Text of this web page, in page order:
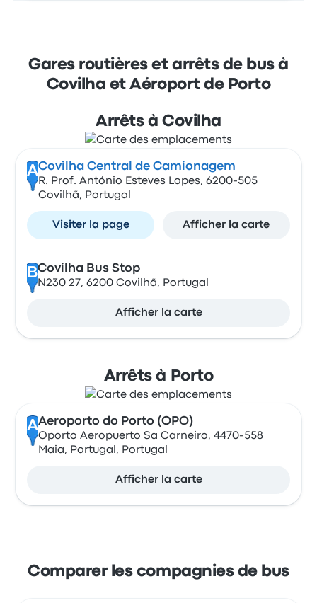
Gares routières et arrêts de bus à
Covilha et Aéroport de Porto
Arrêts à Covilha
ACovilha Central de Camionagem
R. Prof. António Esteves Lopes, 6200-505
Covilhã, Portugal
Visiter la page Afficher la carte
BCovilha Bus Stop
N230 27, 6200 Covilhã, Portugal
Afficher la carte
Arrêts à Porto
AAeroporto do Porto (OPO)
Oporto Aeropuerto Sa Carneiro, 4470-558
Maia, Portugal, Portugal
Afficher la carte
Comparer les compagnies de bus